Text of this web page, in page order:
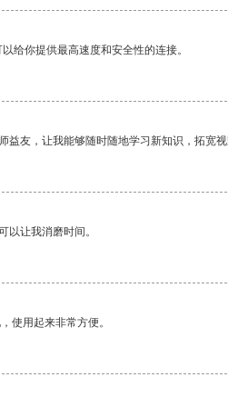
给你提供最高速度和安全性的连接。
益友，让我能够随时随地学习新知识，拓宽
以让我消磨时间。
使用起来非常方便。